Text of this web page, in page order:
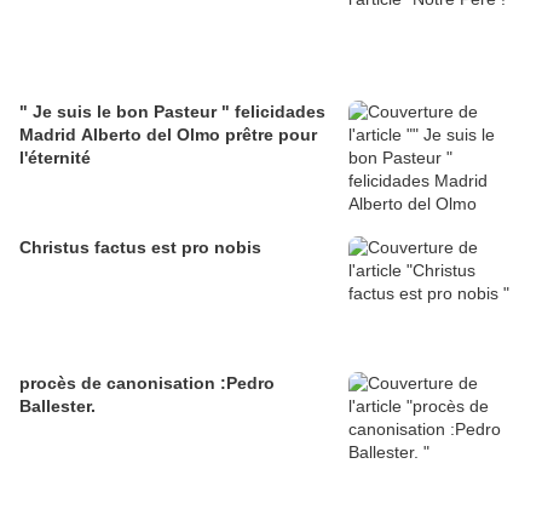
" Je suis le bon Pasteur " felicidades
Madrid Alberto del Olmo prêtre pour
l'éternité
Christus factus est pro nobis
procès de canonisation :Pedro
Ballester.